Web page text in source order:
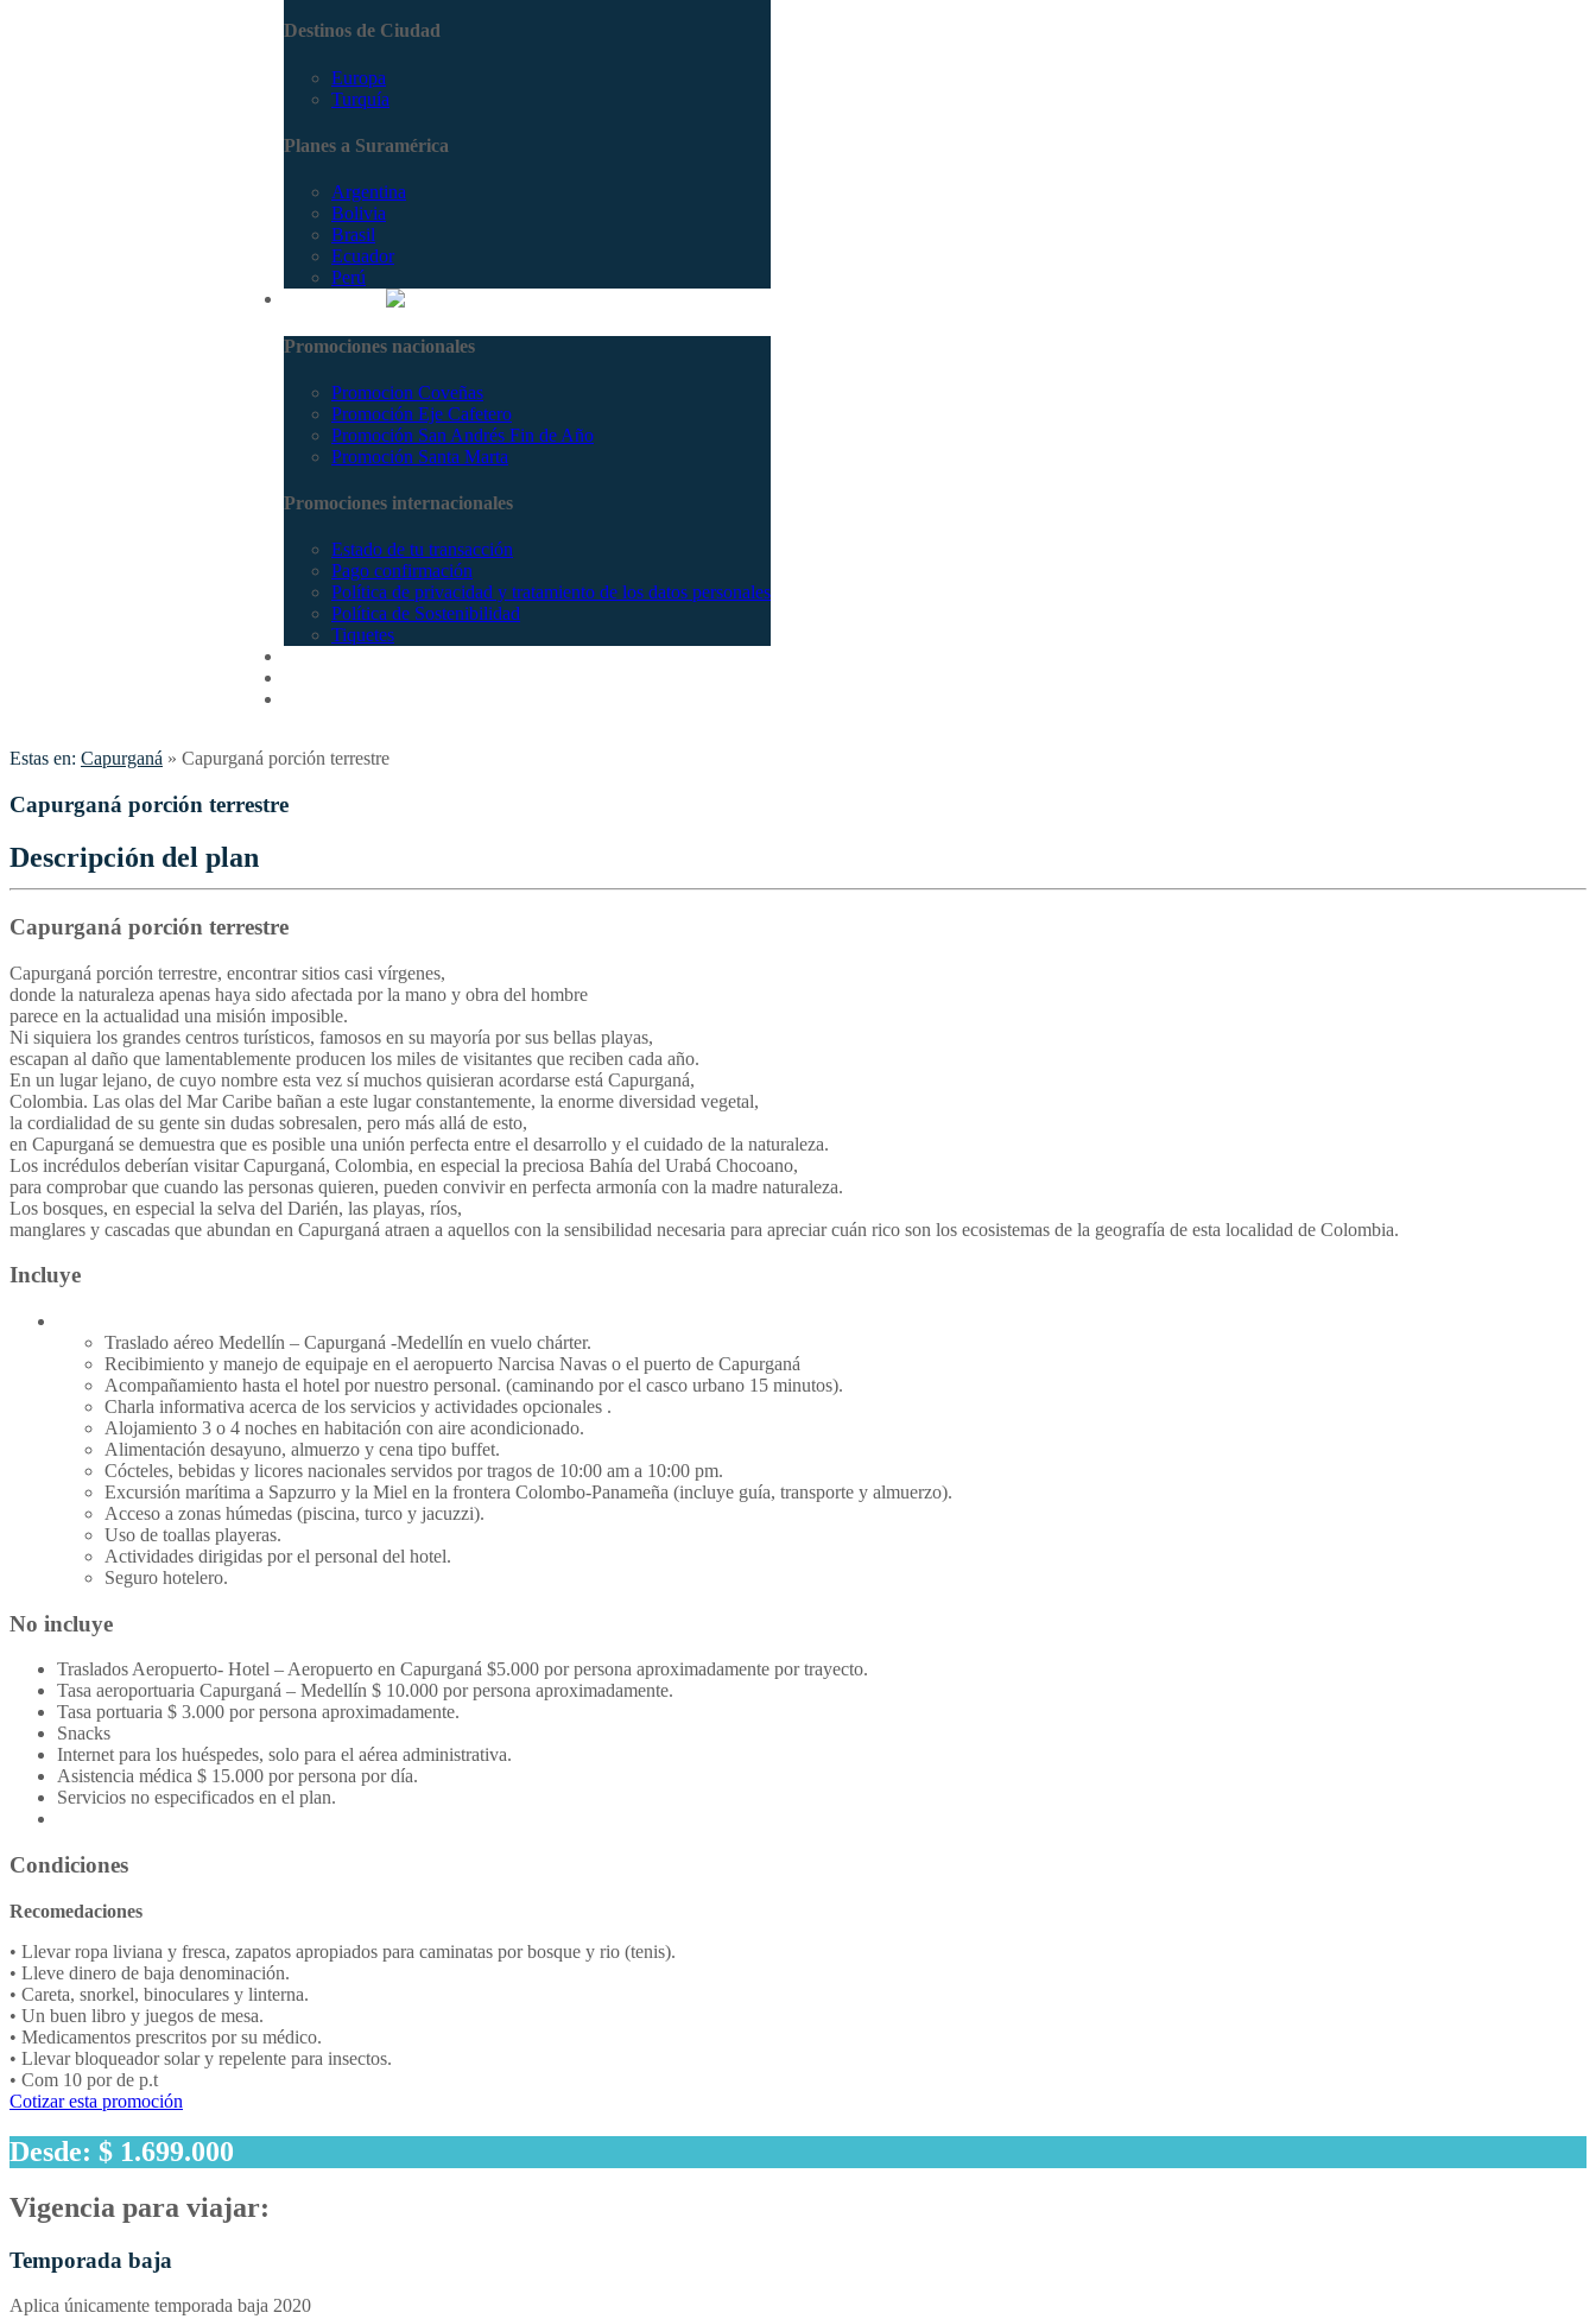
Destinos de Ciudad
Europa
Turquía
Planes a Suramérica
Argentina
Bolivia
Brasil
Ecuador
Perú
Promociones nacionales
Promocion Coveñas
Promoción Eje Cafetero
Promoción San Andrés Fin de Año
Promoción Santa Marta
Promociones internacionales
Estado de tu transacción
Pago confirmación
Política de privacidad y tratamiento de los datos personales
Política de Sostenibilidad
Tiquetes
Estas en: Capurganá » Capurganá porción terrestre
Capurganá porción terrestre
Descripción del plan
Capurganá porción terrestre
Capurganá porción terrestre, encontrar sitios casi vírgenes,
donde la naturaleza apenas haya sido afectada por la mano y obra del hombre
parece en la actualidad una misión imposible.
Ni siquiera los grandes centros turísticos, famosos en su mayoría por sus bellas playas,
escapan al daño que lamentablemente producen los miles de visitantes que reciben cada año.
En un lugar lejano, de cuyo nombre esta vez sí muchos quisieran acordarse está Capurganá,
Colombia. Las olas del Mar Caribe bañan a este lugar constantemente, la enorme diversidad vegetal,
la cordialidad de su gente sin dudas sobresalen, pero más allá de esto,
en Capurganá se demuestra que es posible una unión perfecta entre el desarrollo y el cuidado de la naturaleza.
Los incrédulos deberían visitar Capurganá, Colombia, en especial la preciosa Bahía del Urabá Chocoano,
para comprobar que cuando las personas quieren, pueden convivir en perfecta armonía con la madre naturaleza.
Los bosques, en especial la selva del Darién, las playas, ríos,
manglares y cascadas que abundan en Capurganá atraen a aquellos con la sensibilidad necesaria para apreciar cuán rico son los ecosistemas de la geografía de esta localidad de Colombia.
Incluye
Traslado aéreo Medellín – Capurganá -Medellín en vuelo chárter.
Recibimiento y manejo de equipaje en el aeropuerto Narcisa Navas o el puerto de Capurganá
Acompañamiento hasta el hotel por nuestro personal. (caminando por el casco urbano 15 minutos).
Charla informativa acerca de los servicios y actividades opcionales .
Alojamiento 3 o 4 noches en habitación con aire acondicionado.
Alimentación desayuno, almuerzo y cena tipo buffet.
Cócteles, bebidas y licores nacionales servidos por tragos de 10:00 am a 10:00 pm.
Excursión marítima a Sapzurro y la Miel en la frontera Colombo-Panameña (incluye guía, transporte y almuerzo).
Acceso a zonas húmedas (piscina, turco y jacuzzi).
Uso de toallas playeras.
Actividades dirigidas por el personal del hotel.
Seguro hotelero.
No incluye
Traslados Aeropuerto- Hotel – Aeropuerto en Capurganá $5.000 por persona aproximadamente por trayecto.
Tasa aeroportuaria Capurganá – Medellín $ 10.000 por persona aproximadamente.
Tasa portuaria $ 3.000 por persona aproximadamente.
Snacks
Internet para los huéspedes, solo para el aérea administrativa.
Asistencia médica $ 15.000 por persona por día.
Servicios no especificados en el plan.
Condiciones
Recomedaciones
• Llevar ropa liviana y fresca, zapatos apropiados para caminatas por bosque y rio (tenis).
• Lleve dinero de baja denominación.
• Careta, snorkel, binoculares y linterna.
• Un buen libro y juegos de mesa.
• Medicamentos prescritos por su médico.
• Llevar bloqueador solar y repelente para insectos.
• Com 10 por de p.t
Cotizar esta promoción
Desde: $ 1.699.000
Vigencia para viajar:
Temporada baja
Aplica únicamente temporada baja 2020